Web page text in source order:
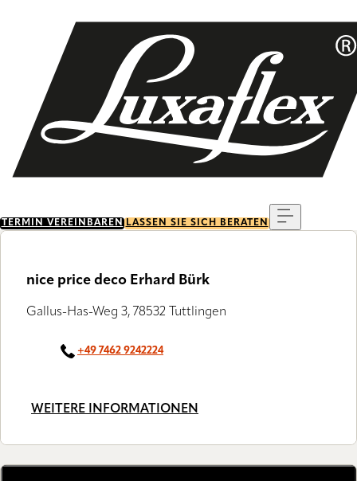
TERMIN VEREINBAREN LASSEN SIE SICH BERATEN
nice price deco Erhard Bürk
Gallus-Has-Weg 3, 78532 Tuttlingen
+49 7462 9242224
WEITERE INFORMATIONEN